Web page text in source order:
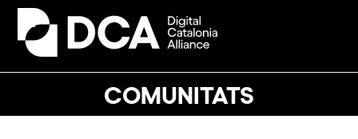
Skip
content
COMUNITATS
Open
mobile
Close
mobile